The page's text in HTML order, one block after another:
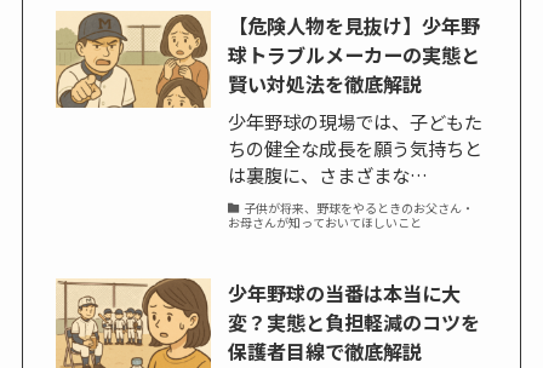
【危険人物を見抜け】少年野
球トラブルメーカーの実態と
賢い対処法を徹底解説
少年野球の現場では、子どもた
ちの健全な成長を願う気持ちと
は裏腹に、さまざまな…
子供が将来、野球をやるときのお父さん・
お母さんが知っておいてほしいこと
少年野球の当番は本当に大
変？実態と負担軽減のコツを
保護者目線で徹底解説